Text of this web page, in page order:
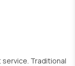
service. Traditional